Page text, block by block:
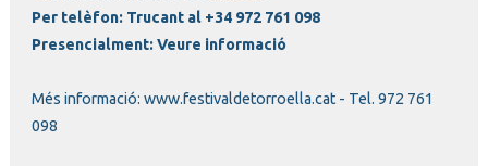
Per telèfon: Trucant al +34 972 761 098
Presencialment:Veure informació
Més informació: www.festivaldetorroella.cat - Tel. 972 761
098